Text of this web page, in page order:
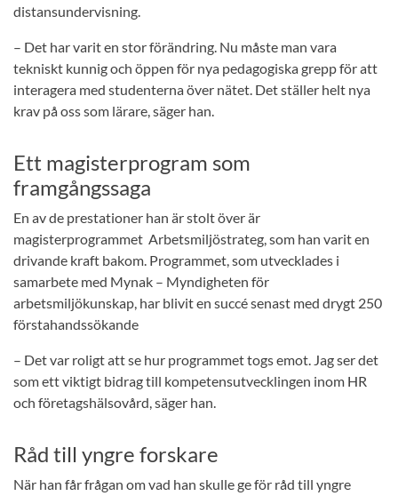
distansundervisning.
– Det har varit en stor förändring. Nu måste man vara
tekniskt kunnig och öppen för nya pedagogiska grepp för att
interagera med studenterna över nätet. Det ställer helt nya
krav på oss som lärare, säger han.
Ett magisterprogram som
framgångssaga
En av de prestationer han är stolt över är
magisterprogrammet Arbetsmiljöstrateg, som han varit en
drivande kraft bakom. Programmet, som utvecklades i
samarbete med Mynak – Myndigheten för
arbetsmiljökunskap, har blivit en succé senast med drygt 250
förstahandssökande
– Det var roligt att se hur programmet togs emot. Jag ser det
som ett viktigt bidrag till kompetensutvecklingen inom HR
och företagshälsovård, säger han.
Råd till yngre forskare
När han får frågan om vad han skulle ge för råd till yngre